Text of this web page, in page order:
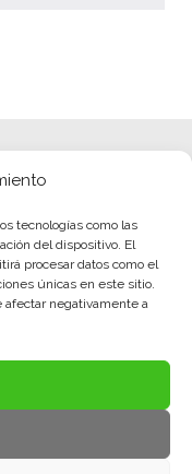
tecnologías como las
del dispositivo. El
procesar datos como el
únicas en este sitio.
afectar negativamente a